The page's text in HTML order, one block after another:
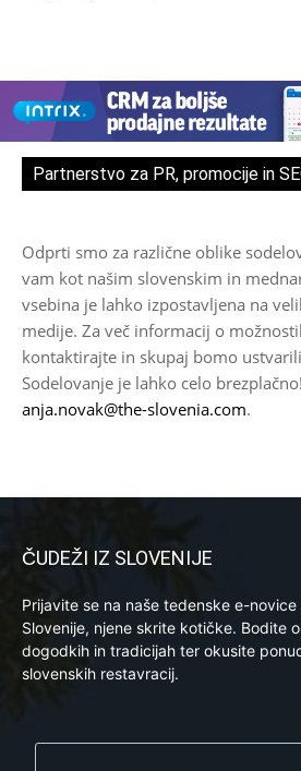
Partnerstvo za PR, promocije in
Odprti smo za različne oblike
vam kot našim slovenskim in
vsebina je lahko izpostavljena na
medije. Za več informacij o
kontaktirajte in skupaj bomo
Sodelovanje je lahko celo
anja.novak@the-slovenia.com.
ČUDEŽI IZ SLOVENIJE
Prijavite se na naše tedenske e-
Slovenije, njene skrite kotičke. Bodite
dogodkih in tradicijah ter okusite
slovenskih restavracij.